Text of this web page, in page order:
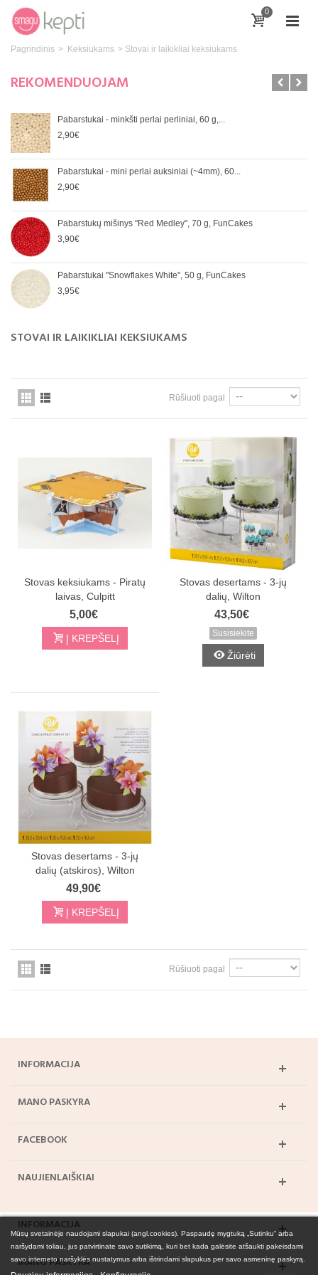
0
Pagrindinis > Keksiukams > Stovai ir laikikliai keksiukams
REKOMENDUOJAM
Pabarstukai - minkšti perlai perliniai, 60 g,...
2,90€
Pabarstukai - mini perlai auksiniai (~4mm), 60...
2,90€
Pabarstukų mišinys "Red Medley", 70 g, FunCakes
3,90€
Pabarstukai "Snowflakes White", 50 g, FunCakes
3,95€
STOVAI IR LAIKIKLIAI KEKSIUKAMS
Rūšiuoti pagal
Stovas keksiukams - Piratų
laivas, Culpitt
5,00€
Į KREPŠELĮ
Stovas desertams - 3-jų
dalių, Wilton
43,50€
Susisiekite
Žiūrėti
Stovas desertams - 3-jų
dalių (atskiros), Wilton
49,90€
Į KREPŠELĮ
Rūšiuoti pagal
INFORMACIJA
MANO PASKYRA
FACEBOOK
NAUJIENLAIŠKIAI
INFORMACIJA
MANO PASKYRA
Mūsų svetainėje naudojami slapukai (angl.cookies). Paspaudę mygtuką „Sutinku“ arba
naršydami toliau, jus patvirtinate savo sutikimą, kuri bet kada galėsite atšaukti pakeisdami
savo interneto naršyklės nustatymus arba ištrindami slapukus per savo asmeninę paskyrą.